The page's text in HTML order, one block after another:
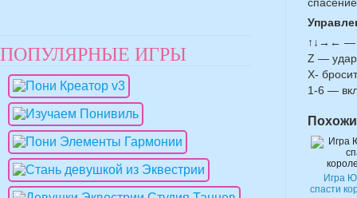
↑↓→← —
Z — удар
X-
1-6 —
Игра
спасти
ПОПУЛЯРНЫЕ ИГРЫ